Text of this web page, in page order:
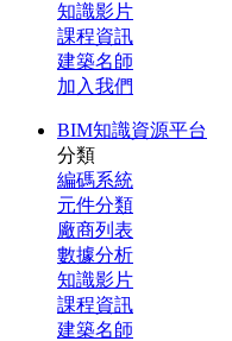
知識影片
課程資訊
建築名師
加入我們
BIM知識資源平台
分類
編碼系統
元件分類
廠商列表
數據分析
知識影片
課程資訊
建築名師